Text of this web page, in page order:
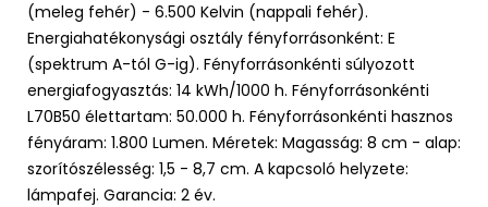
(meleg fehér) - 6.500 Kelvin (nappali fehér).
Energiahatékonysági osztály fényforrásonként: E
(spektrum A-tól G-ig). Fényforrásonkénti súlyozott
energiafogyasztás: 14 kWh/1000 h. Fényforrásonkénti
L70B50 élettartam: 50.000 h. Fényforrásonkénti hasznos
fényáram: 1.800 Lumen. Méretek: Magasság: 8 cm - alap:
szorítószélesség: 1,5 - 8,7 cm. A kapcsoló helyzete:
lámpafej. Garancia: 2 év.